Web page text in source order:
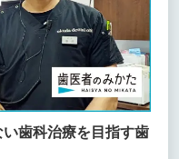
い歯科治療を目指す歯